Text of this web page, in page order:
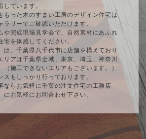
ています。
もった木のすまい工房のデザイン住宅は
リーでご確認いただけます。
や完成現場見学会で、自然素材にあふれ
を体感してください。
は、千葉県八千代市に店舗を構えており
リアは千葉県全域、東京、埼玉、神奈川
（施工できないエリアもございます。）
もしっかり行っております。
ならお気軽に千葉の注文住宅の工務店
にお気軽にお問合わせ下さい。